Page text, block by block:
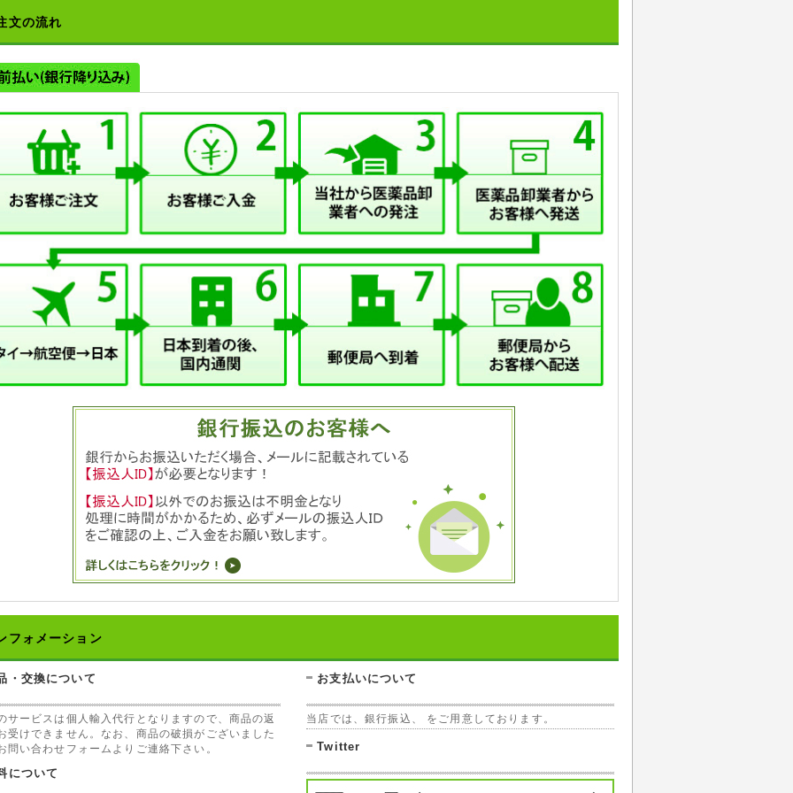
文の流れ
フォメーション
・交換について
サービスは個人輸入代行となりますので、商品の返
受けできません。なお、商品の破損がございました
問い合わせフォームよりご連絡下さい。
について
お支払いについて
当店では、銀行振込、 をご用意しております。
Twitter